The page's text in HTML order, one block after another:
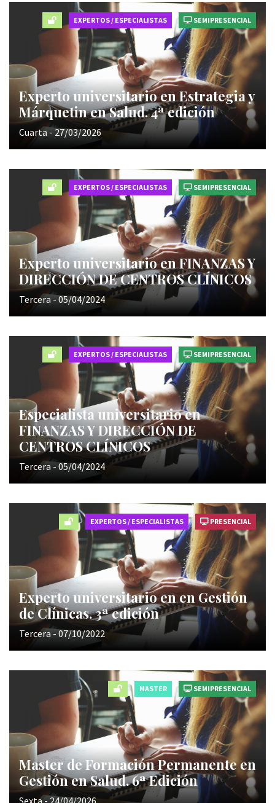
EXPERTOS / ESPECIALISTAS SEMIPRESENCIAL
Experto universitario en Estrategia y
Márquetin en Salud. 4ª edición
Cuarta - 27/03/2026
EXPERTOS / ESPECIALISTAS SEMIPRESENCIAL
Experto universitario en FINANZAS Y
DIRECCIÓN DE CENTROS CLÍNICOS
Tercera - 05/04/2024
EXPERTOS / ESPECIALISTAS SEMIPRESENCIAL
Especialista universitario en
FINANZAS Y DIRECCIÓN DE
CENTROS CLÍNICOS
Tercera - 05/04/2024
EXPERTOS / ESPECIALISTAS PRESENCIAL
Experto universitario en en Gestión
de Clínicas. 3ª edición
Tercera - 07/10/2022
MASTER SEMIPRESENCIAL
Master de Formación Permanente en
Gestión en Salud. 6ª Edición
Sexta - 24/04/2026